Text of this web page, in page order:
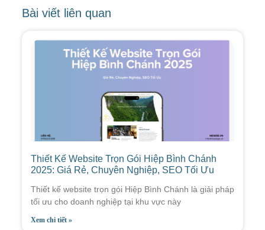
Bài viết liên quan
Thiết Kế Website Trọn Gói Hiệp Bình Chánh
2025: Giá Rẻ, Chuyên Nghiệp, SEO Tối Ưu
Thiết kế website trọn gói Hiệp Bình Chánh là giải pháp
tối ưu cho doanh nghiệp tại khu vực này
Xem chi tiết »